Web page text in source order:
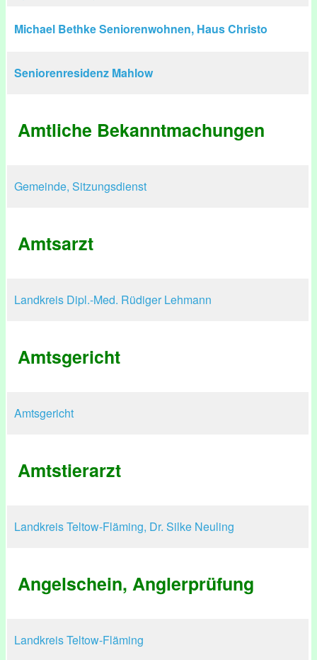
Michael Bethke Seniorenwohnen, Haus Christo
Seniorenresidenz Mahlow
Amtliche Bekanntmachungen
Gemeinde, Sitzungsdienst
Amtsarzt
Landkreis Dipl.-Med. Rüdiger Lehmann
Amtsgericht
Amtsgericht
Amtstierarzt
Landkreis Teltow-Fläming, Dr. Silke Neuling
Angelschein, Anglerprüfung
Landkreis Teltow-Fläming